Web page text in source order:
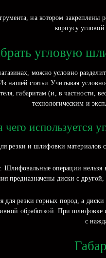
на котором
корпусу
угловую
можно условно
нашей статьи Учитывая
габаритам (и, в частности,
технологическим и
чего используется
резки и шлифовки материалов
Шлифовальные операции
предназначены диски с
для резки горных пород, а
обработкой. При
с